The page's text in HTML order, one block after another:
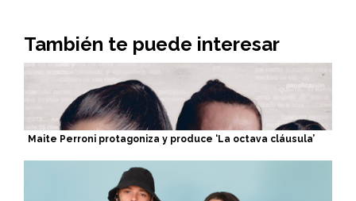
También te puede interesar
Maite Perroni protagoniza y produce ‘La octava cláusula’